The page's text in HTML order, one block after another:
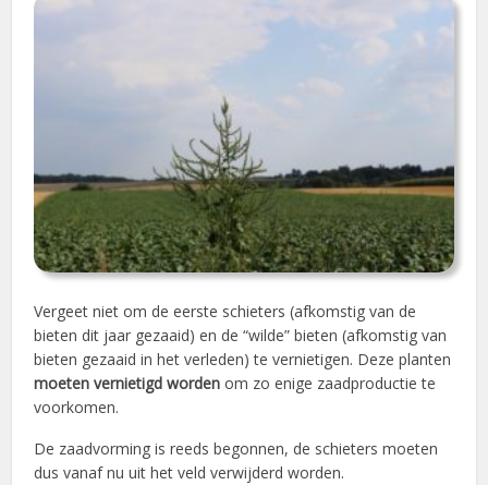
Vergeet niet om de eerste schieters (afkomstig van de
bieten dit jaar gezaaid) en de “wilde” bieten (afkomstig van
bieten gezaaid in het verleden) te vernietigen. Deze planten
moeten vernietigd worden om zo enige zaadproductie te
voorkomen.
De zaadvorming is reeds begonnen, de schieters moeten
dus vanaf nu uit het veld verwijderd worden.